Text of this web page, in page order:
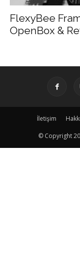
FlexyBee
OpenBox &
İletişim
© Copyright